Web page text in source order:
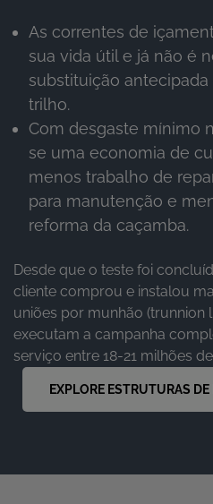
As correntes de
sua vida útil e já não é
substituição
trilho.
Com desgaste mínimo
se uma economia de
menos trabalho de
para manutenção e
reforma da caçamba.
Desde que o teste foi
cliente comprou e instalou
uniões por munhão (trunnion
executam a campanha
serviço entre 18-21 milhões
EXPLORE ESTRUTURAS